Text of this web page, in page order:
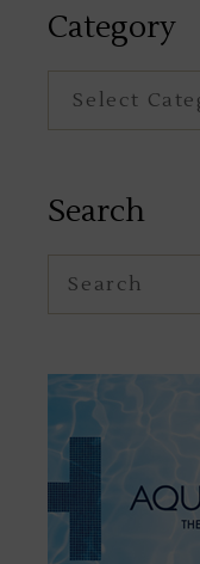
Category
Search
for: